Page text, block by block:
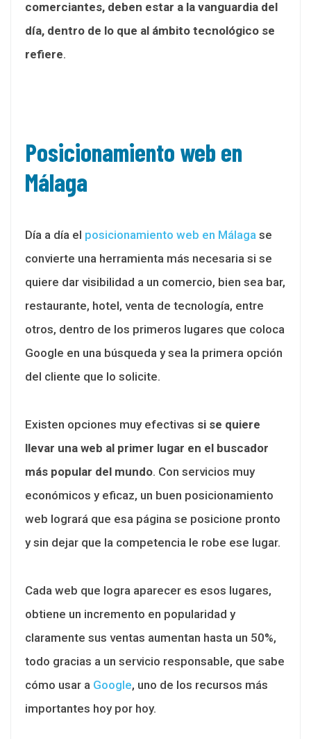
comerciantes, deben estar a la vanguardia del
día, dentro de lo que al ámbito tecnológico se
refiere.
Posicionamiento web en
Málaga
Día a día el posicionamiento web en Málaga se
convierte una herramienta más necesaria si se
quiere dar visibilidad a un comercio, bien sea bar,
restaurante, hotel, venta de tecnología, entre
otros, dentro de los primeros lugares que coloca
Google en una búsqueda y sea la primera opción
del cliente que lo solicite.
Existen opciones muy efectivas si se quiere
llevar una web al primer lugar en el buscador
más popular del mundo. Con servicios muy
económicos y eficaz, un buen posicionamiento
web logrará que esa página se posicione pronto
y sin dejar que la competencia le robe ese lugar.
Cada web que logra aparecer es esos lugares,
obtiene un incremento en popularidad y
claramente sus ventas aumentan hasta un 50%,
todo gracias a un servicio responsable, que sabe
cómo usar a Google, uno de los recursos más
importantes hoy por hoy.